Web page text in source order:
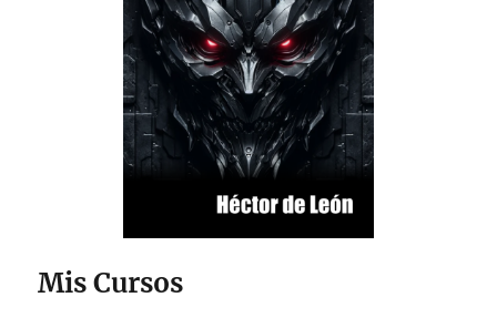
Mis Cursos